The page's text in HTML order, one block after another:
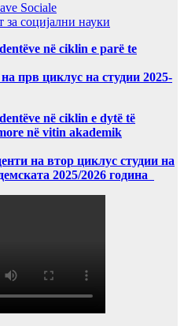
Sociale
социјални науки
në ciklin e parë te
прв циклус на студии 2025-
në ciklin e dytë të
në vitin akademik
на втор циклус студии на
2025/2026 година